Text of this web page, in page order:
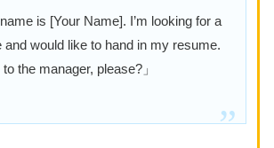
name is [Your Name]. I’m looking for a
and would like to hand in my resume.
the manager, please?」